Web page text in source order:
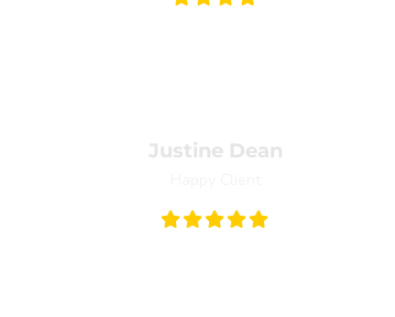
Justine Dean